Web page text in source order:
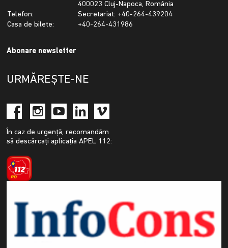
400023 Cluj-Napoca, România
Telefon:
Secretariat: +40-264-439204
Casa de bilete:
+40-264-431986
Abonare newsletter
URMĂREȘTE-NE
În caz de urgență, recomandăm
să descărcați aplicația APEL 112: